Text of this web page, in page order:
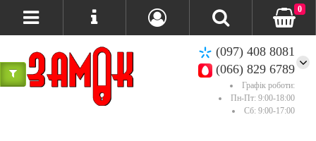
(097) 408 8081
(066) 829 6789
Графік роботи:
Пн-Пт: 9:00-18:00
Сб: 9:00-17:00
0